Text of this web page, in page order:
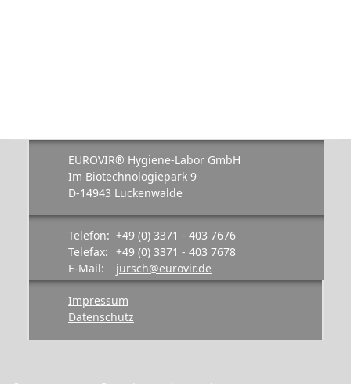
EUROVIR® Hygiene-Labor GmbH
Im Biotechnologiepark 9
D-14943 Luckenwalde
Telefon: +49 (0) 3371 - 403 7676
Telefax: +49 (0) 3371 - 403 7678
E-Mail:
jursch@eurovir.de
Impressum
Datenschutz